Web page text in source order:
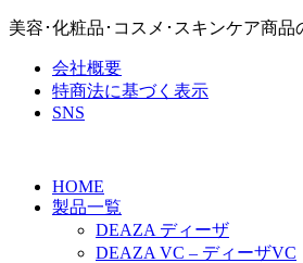
美容･化粧品･コスメ･スキンケア商品
会社概要
特商法に基づく表示
SNS
HOME
製品一覧
DEAZA ディーザ
DEAZA VC – ディーザVC